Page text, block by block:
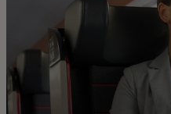
สำหรับผู้สร้างนวั
ข่าวสารและแนวโ